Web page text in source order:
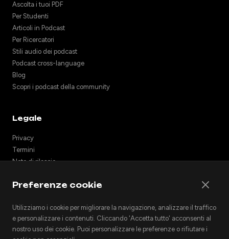
Ascolta i tuoi PDF
Per Studenti
Articoli in Podcast
Per Ricercatori
Stili audio dei podcast
Podcast cross-language
Blog
Scopri i podcast della community
Legale
Privacy
Termini
Note di rilascio
API
Preferenze cookie
Utilizziamo i cookie per migliorare la navigazione, analizzare il traffico
e personalizzare i contenuti. Cliccando 'Accetta tutto' acconsenti al
nostro uso dei cookie. Puoi personalizzare le preferenze o rifiutare i